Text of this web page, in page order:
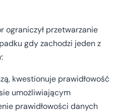
przetwarzanie
gdy zachodzi jeden z
kwestionuje prawidłowość
umożliwiającym
prawidłowości danych